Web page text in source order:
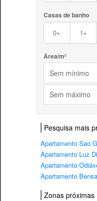
Casas de banho
0+ 1+
Área/m²
Sem mínimo
Sem máximo
Pesquisa mais
Apartamento Sao
Apartamento Luz
Apartamento
Apartamento
Zonas próximas